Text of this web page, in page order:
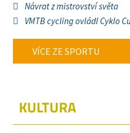
Návrat z mistrovství světa
VMTB cycling ovládl Cyklo
VÍCE ZE SPORTU
KULTURA